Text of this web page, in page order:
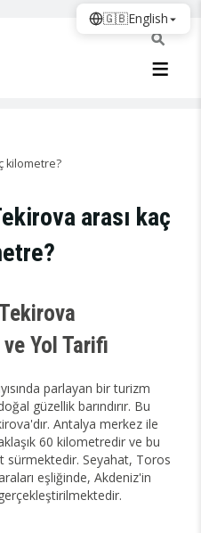
kilometre?
arası kaç
Yol Tarifi
parlayan bir turizm
güzellik barındırır. Bu
Antalya merkez ile
60 kilometredir ve bu
sürmektedir. Seyahat, Toros
eşliğinde, Akdeniz'in
🇬🇧English